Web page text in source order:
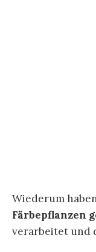
Wiederum
Färbepflanzen
verarbeitet und